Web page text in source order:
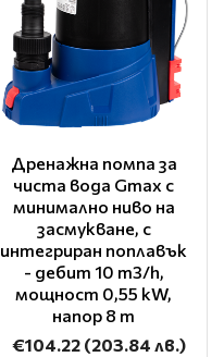
Дренажна помпа за
чиста вода Gmax с
минимално ниво на
засмукване, с
интегриран поплавък
- дебит 10 m3/h,
мощност 0,55 kW,
напор 8 m
€104.22 (203.84 лв.)